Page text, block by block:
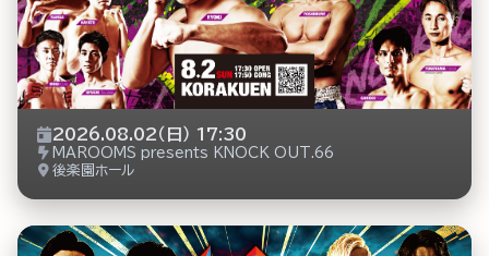
2026.08.02（日） 17:30
MAROOMS presents KNOCK OUT.66
後楽園ホール